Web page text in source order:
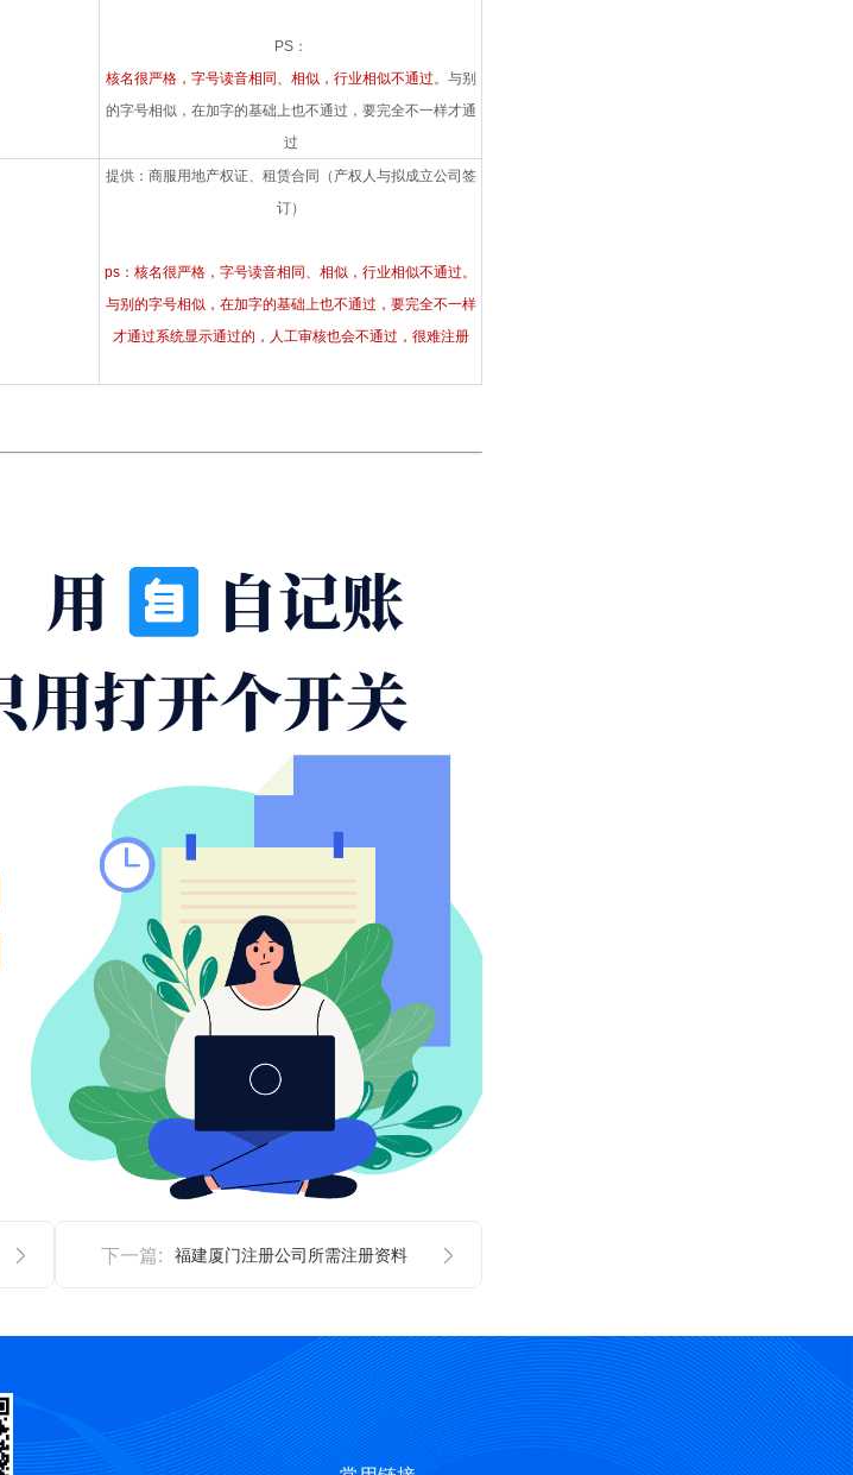
PS：
核名很严格，字号读音相同、相似，行业相似不通过。与别
的字号相似，在加字的基础上也不通过，要完全不一样才通
过
提供：商服用地产权证、租赁合同（产权人与拟成立公司签
订）
ps： 核名很严格，字号读音相同、相似，行业相似不通过。
与别的字号相似，在加字的基础上也不通过，要完全不一样
才通过系统显示通过的，人工审核也会不通过，很难注册
下一篇: 福建厦门注册公司所需注册资料